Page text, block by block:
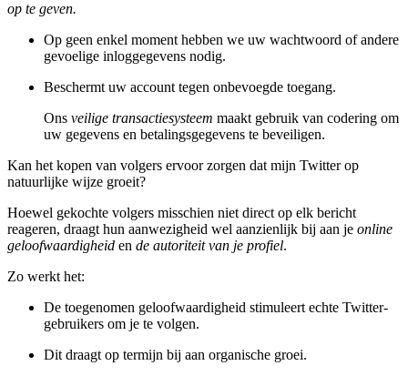
op te geven.
Op geen enkel moment hebben we uw wachtwoord of andere
gevoelige inloggegevens nodig.
Beschermt uw account tegen onbevoegde toegang.
Ons veilige transactiesysteem maakt gebruik van codering om
uw gegevens en betalingsgegevens te beveiligen.
Kan het kopen van volgers ervoor zorgen dat mijn Twitter op
natuurlijke wijze groeit?
Hoewel gekochte volgers misschien niet direct op elk bericht
reageren, draagt hun aanwezigheid wel aanzienlijk bij aan je online
geloofwaardigheid en de autoriteit van je profiel.
Zo werkt het:
De toegenomen geloofwaardigheid stimuleert echte Twitter-
gebruikers om je te volgen.
Dit draagt op termijn bij aan organische groei.